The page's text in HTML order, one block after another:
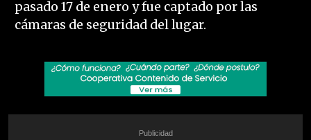
pasado 17 de enero y fue captado por las
cámaras de seguridad del lugar.